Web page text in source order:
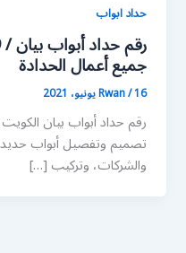
حداد ابواب
جميع أعمال الحدادة
Rwan/16 يونيو، 2021
رقم حداد أبواب بيان
تصميم وتفصيل أبواب حديد
والشركات، وتركيب […]